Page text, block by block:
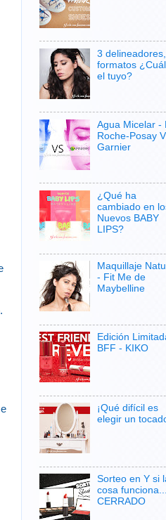
3
formatos
el tuyo?
Agua Micelar -
Roche-Posay
Garnier
¿Qué ha
cambiado en
Nuevos BABY
LIPS?
Maquillaje
- Fit Me de
Maybelline
Edición
BFF - KIKO
¡Qué difícil es
elegir un
Sorteo en Y si
cosa funciona...
CERRADO